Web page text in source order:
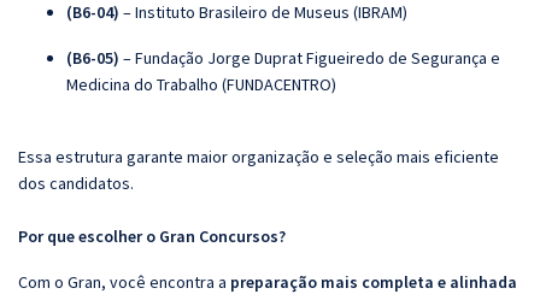
(B6-04) – Instituto Brasileiro de Museus (IBRAM)
(B6-05) – Fundação Jorge Duprat Figueiredo de Segurança e
Medicina do Trabalho (FUNDACENTRO)
Essa estrutura garante maior organização e seleção mais eficiente
dos candidatos.
Por que escolher o Gran Concursos?
Com o Gran, você encontra a preparação mais completa e alinhada